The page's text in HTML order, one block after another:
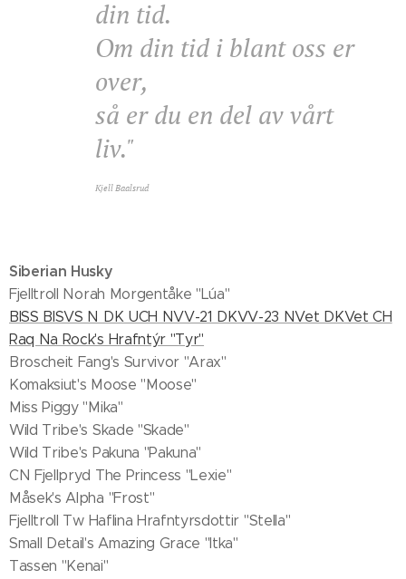
din tid.
Om din tid i blant oss er
over,
så er du en del av vårt
liv."
Kjell Baalsrud
Siberian Husky
Fjelltroll Norah Morgentåke "Lúa"
BISS BISVS N DK UCH NVV-21 DKVV-23 NVet DKVet CH
Raq Na Rock's Hrafntýr "Tyr"
Broscheit Fang's Survivor "Arax"
Komaksiut's Moose "Moose"
Miss Piggy "Mika"
Wild Tribe's Skade "Skade"
Wild Tribe's Pakuna "Pakuna"
CN Fjellpryd The Princess "Lexie"
Måsek's Alpha "Frost"
Fjelltroll Tw Haflina Hrafntyrsdottir "Stella"
Small Detail's Amazing Grace "Itka"
Tassen "Kenai"